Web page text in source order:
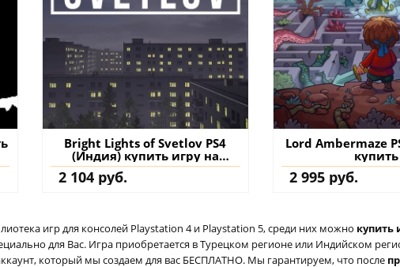
Bright Lights of Svetlov PS4
(Индия) купить игру на
аккаунт
2 104 руб.
Lord Ambermaze
купить
2 995 руб.
игр для консолей Playstation 4 и Playstation 5, среди них можно купить
для Вас. Игра приобретается в Турецком регионе или Индийском
который мы создаем для вас БЕСПЛАТНО. Мы гарантируем, что после